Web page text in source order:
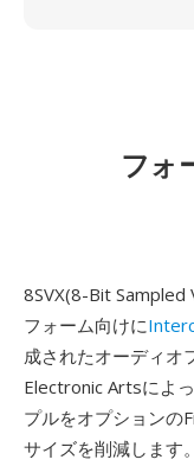
フォ
8SVX(8-Bit Sampled
フォーム向けに
成されたオーディオ
Electronic Artsによ
プルをオプションの
サイズを削減します